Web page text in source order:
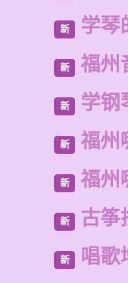
新 学琴
新 福州
新 学钢
新 福州
新 福州
新 古筝
新 唱歌